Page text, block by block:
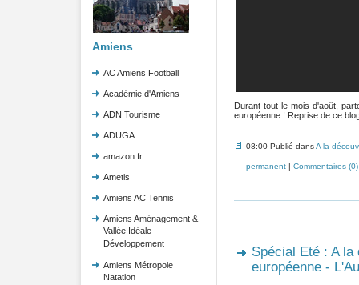
Amiens
AC Amiens Football
Académie d'Amiens
ADN Tourisme
ADUGA
amazon.fr
Ametis
Amiens AC Tennis
Amiens Aménagement &
Vallée Idéale
Développement
Amiens Métropole
Natation
Durant tout le mois d'août,
européenne ! Reprise de ce
08:00 Publié dansA la
permanent| Commentaires (0)
Spécial Eté : A la
européenne -